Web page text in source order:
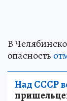
В
опасность
Над СССР